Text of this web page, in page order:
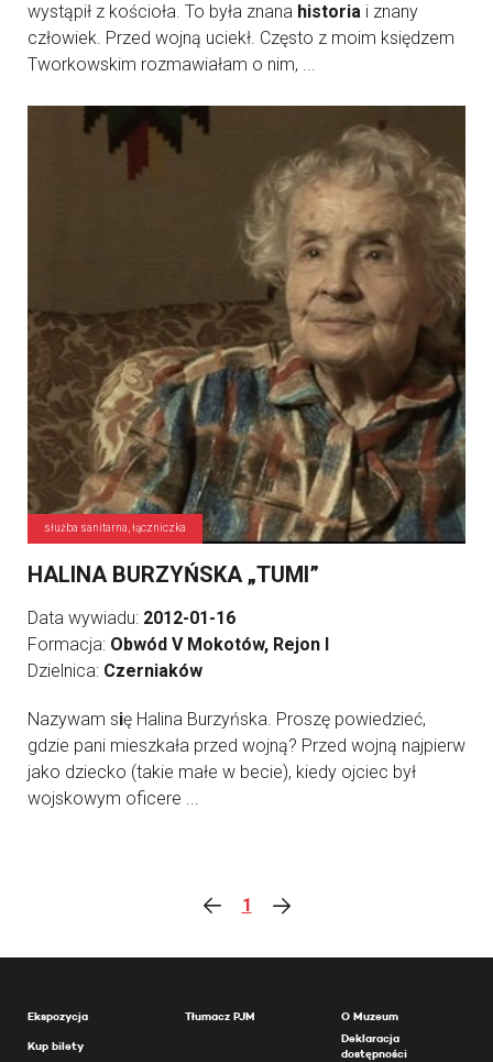
wystąpił z kościoła. To była znana historia i znany
człowiek. Przed wojną uciekł. Często z moim księdzem
Tworkowskim rozmawiałam o nim, ...
służba sanitarna, łączniczka
HALINA BURZYŃSKA „TUMI”
Data wywiadu: 2012-01-16
Formacja: Obwód V Mokotów, Rejon I
Dzielnica: Czerniaków
Nazywam się Halina Burzyńska. Proszę powiedzieć,
gdzie pani mieszkała przed wojną? Przed wojną najpierw
jako dziecko (takie małe w becie), kiedy ojciec był
wojskowym oficere ...
1
Ekspozycja
Kup bilety
Tłumacz PJM
O Muzeum
Deklaracja
dostępności